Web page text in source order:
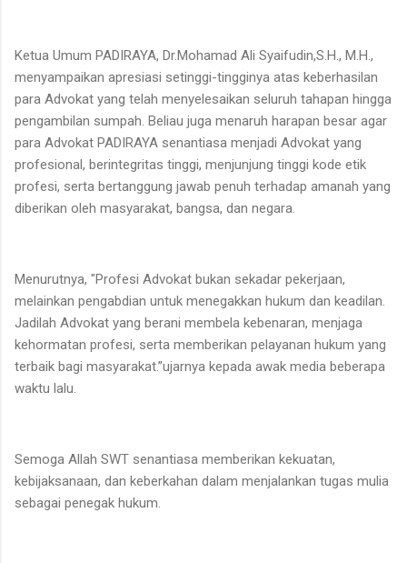
Ketua Umum PADIRAYA, Dr.Mohamad Ali Syaifudin,S.H., M.H.,
menyampaikan apresiasi setinggi-tingginya atas keberhasilan
para Advokat yang telah menyelesaikan seluruh tahapan hingga
pengambilan sumpah. Beliau juga menaruh harapan besar agar
para Advokat PADIRAYA senantiasa menjadi Advokat yang
profesional, berintegritas tinggi, menjunjung tinggi kode etik
profesi, serta bertanggung jawab penuh terhadap amanah yang
diberikan oleh masyarakat, bangsa, dan negara.
Menurutnya, "Profesi Advokat bukan sekadar pekerjaan,
melainkan pengabdian untuk menegakkan hukum dan keadilan.
Jadilah Advokat yang berani membela kebenaran, menjaga
kehormatan profesi, serta memberikan pelayanan hukum yang
terbaik bagi masyarakat.”ujarnya kepada awak media beberapa
waktu lalu.
Semoga Allah SWT senantiasa memberikan kekuatan,
kebijaksanaan, dan keberkahan dalam menjalankan tugas mulia
sebagai penegak hukum.